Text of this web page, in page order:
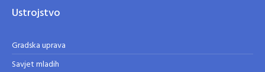
Ustrojstvo
Gradska uprava
Savjet mladih